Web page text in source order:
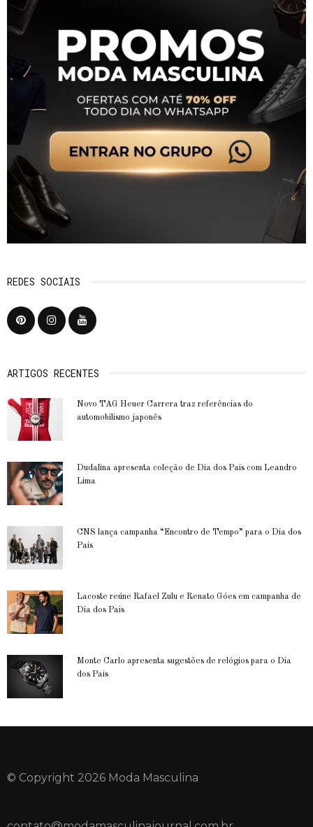
REDES SOCIAIS
ARTIGOS RECENTES
Novo TAG Heuer Carrera traz referências do
automobilismo japonês
Dudalina apresenta coleção de Dia dos Pais com Leandro
Lima
CNS lança campanha “Encontro de Tempo” para o Dia dos
Pais
Lacoste reúne Rafael Zulu e Renato Góes em campanha de
Dia dos Pais
Monte Carlo apresenta sugestões de relógios para o Dia
dos Pais
© Copyright 2026 Moda Masculina